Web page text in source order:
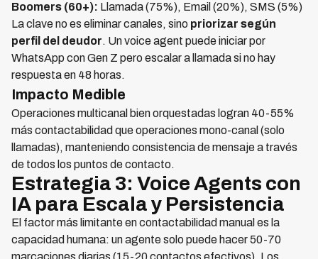
Boomers (60+): Llamada (75%), Email (20%), SMS (5%)
La clave no es eliminar canales, sino priorizar según
perfil del deudor. Un voice agent puede iniciar por
WhatsApp con Gen Z pero escalar a llamada si no hay
respuesta en 48 horas.
Impacto Medible
Operaciones multicanal bien orquestadas logran 40-55%
más contactabilidad que operaciones mono-canal (solo
llamadas), manteniendo consistencia de mensaje a través
de todos los puntos de contacto.
Estrategia 3: Voice Agents con
IA para Escala y Persistencia
El factor más limitante en contactabilidad manual es la
capacidad humana: un agente solo puede hacer 50-70
marcaciones diarias (15-20 contactos efectivos). Los